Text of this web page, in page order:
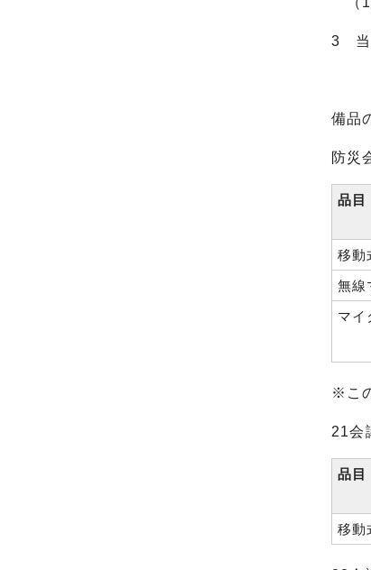
3 当
備品
防災
品目
移動
無線
マイ
※こ
21会
品目
移動